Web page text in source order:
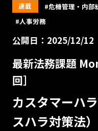
連載 #危機管理・内部
#人事労務
公開日：2025/12/12
最新法務課題
回］
カスタマーハ
スハラ対策法